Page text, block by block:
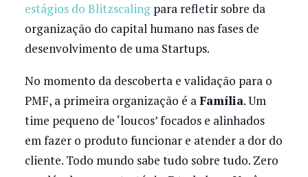
estágios do Blitzscalingpara refletir sobre da
organização do capital humano nas fases de
desenvolvimento de uma Startups.
No momento da descoberta e validação para o
PMF, a primeira organização é aFamília. Um
time pequeno de ‘loucos’ focados e alinhados
em fazer o produto funcionar e atender a dor do
cliente. Todo mundo sabe tudo sobre tudo. Zero